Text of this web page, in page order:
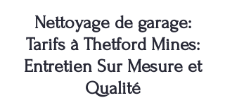
Nettoyage de garage:
Tarifs à Thetford Mines:
Entretien Sur Mesure et
Qualité